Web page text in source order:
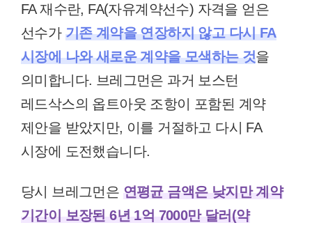
FA 재수란, FA(자유계약선수) 자격을 얻은
선수가 기존 계약을 연장하지 않고 다시 FA
시장에 나와 새로운 계약을 모색하는 것을
의미합니다. 브레그먼은 과거 보스턴
레드삭스의 옵트아웃 조항이 포함된 계약
제안을 받았지만, 이를 거절하고 다시 FA
시장에 도전했습니다.
당시 브레그먼은 연평균 금액은 낮지만 계약
기간이 보장된 6년 1억 7000만 달러(약